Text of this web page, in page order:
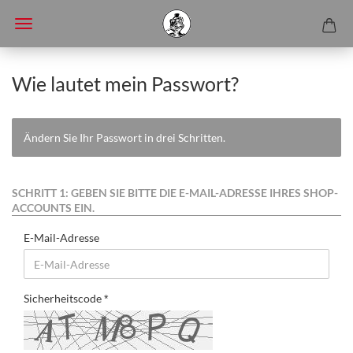
Wie lautet mein Passwort?
Ändern Sie Ihr Passwort in drei Schritten.
SCHRITT 1: GEBEN SIE BITTE DIE E-MAIL-ADRESSE IHRES SHOP-
ACCOUNTS EIN.
E-Mail-Adresse
Sicherheitscode